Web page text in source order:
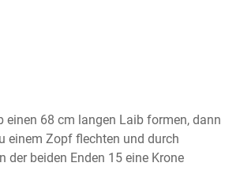
einen 68 cm langen Laib formen, dann
einem Zopf flechten und durch
der beiden Enden 15 eine Krone